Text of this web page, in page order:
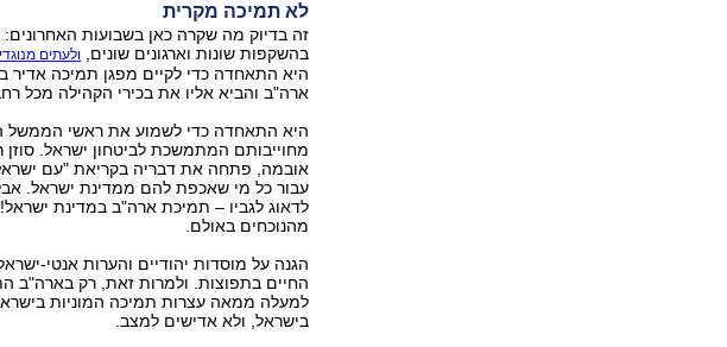
לא תמיכה מקרית
זה בדיוק מה שקרה כאן בשבועות
בהשקפות שונות וארגונים שונים, ולעתים
היא התאחדה כדי לקיים מפגן תמיכה אדיר
ארה"ב והביא אליו את בכירי הקהילה מכל
היא התאחדה כדי לשמוע את ראשי הממשל
מחוייבותם המתמשכת לביטחון ישראל. סוזן
אובמה, פתחה את דבריה בקריאת "עם
עבור כל מי שאכפת להם ממדינת ישראל.
לדאוג לגביו – תמיכת ארה"ב במדינת
מהנוכחים באולם.
הגנה על מוסדות יהודיים והערות אנטי-
החיים בתפוצות. ולמרות זאת, רק בארה"ב
למעלה ממאה עצרות תמיכה המוניות
בישראל, ולא אדישים למצב.